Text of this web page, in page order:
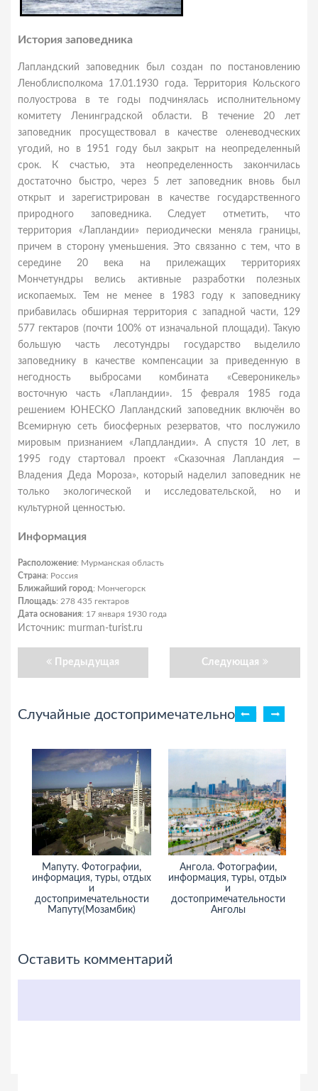
История заповедника
Лапландский заповедник был создан по постановлению
Леноблисполкома 17.01.1930 года. Территория Кольского
полуострова в те годы подчинялась исполнительному
комитету Ленинградской области. В течение 20 лет
заповедник просуществовал в качестве оленеводческих
угодий, но в 1951 году был закрыт на неопределенный
срок. К счастью, эта неопределенность закончилась
достаточно быстро, через 5 лет заповедник вновь был
открыт и зарегистрирован в качестве государственного
природного заповедника. Следует отметить, что
территория «Лапландии» периодически меняла границы,
причем в сторону уменьшения. Это связанно с тем, что в
середине 20 века на прилежащих территориях
Мончетундры велись активные разработки полезных
ископаемых. Тем не менее в 1983 году к заповеднику
прибавилась обширная территория с западной части, 129
577 гектаров (почти 100% от изначальной площади). Такую
большую часть лесотундры государство выделило
заповеднику в качестве компенсации за приведенную в
негодность выбросами комбината «Североникель»
восточную часть «Лапландии». 15 февраля 1985 года
решением ЮНЕСКО Лапландский заповедник включён во
Всемирную сеть биосферных резерватов, что послужило
мировым признанием «Лапдландии». А спустя 10 лет, в
1995 году стартовал проект «Сказочная Лапландия —
Владения Деда Мороза», который наделил заповедник не
только экологической и исследовательской, но и
культурной ценностью.
Информация
Расположение: Мурманская область
Страна: Россия
Ближайший город: Мончегорск
Площадь: 278 435 гектаров
Дата основания: 17 января 1930 года
Источник: murman-turist.ru
Предыдущая Следующая
Случайные достопримечательности
Мапуту. Фотографии,
информация, туры, отдых
и
достопримечательности
Мапуту(Мозамбик)
Ангола. Фотографии,
информация, туры, отдых
и
достопримечательности
Анголы
Оставить комментарий